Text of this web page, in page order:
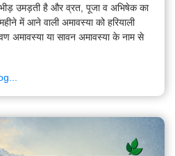
भीड़ उमड़ती है और व्रत, पूजा व अभिषेक का
में आने वाली अमावस्या को हरियाली
अमावस्या या सावन अमावस्या के नाम से